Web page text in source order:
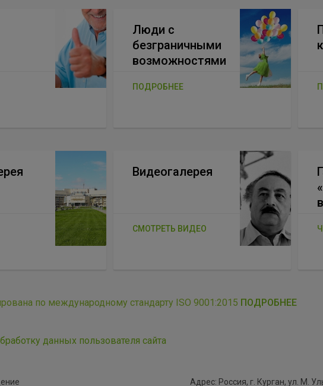
Люди с
безграничными
возможностями
ПОДРОБНЕЕ
Видеогалерея
СМОТРЕТЬ ВИДЕО
по международному стандарту ISO 9001:2015 ПОДРОБНЕЕ
данных пользователя сайта
Адрес: Россия, г. Курган, ул. М.